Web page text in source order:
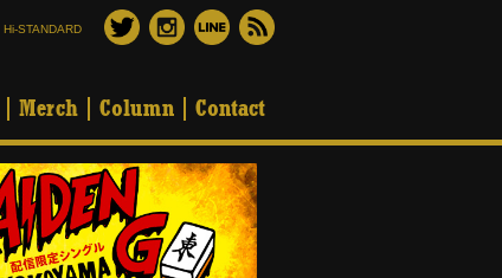
Hi-STANDARD
Merch Column Contact